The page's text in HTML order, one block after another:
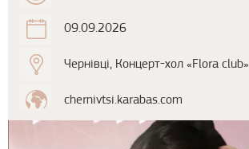
09.09.2026
Чернівці, Концерт-хол «Flora club»
chernivtsi.karabas.com